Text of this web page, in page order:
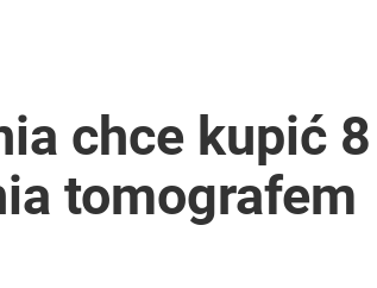
chce kupić
tomografem